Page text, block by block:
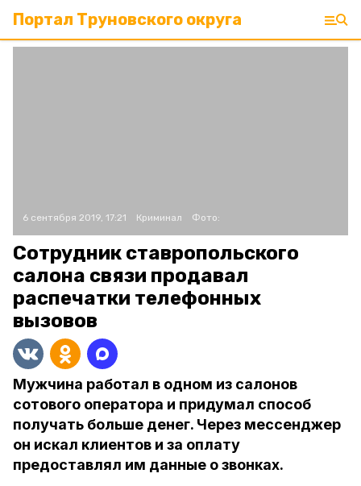
Портал Труновского округа
6 сентября 2019, 17:21 Криминал Фото:
Сотрудник ставропольского
салона связи продавал
распечатки телефонных
вызовов
Мужчина работал в одном из салонов
сотового оператора и придумал способ
получать больше денег. Через мессенджер
он искал клиентов и за оплату
предоставлял им данные о звонках.